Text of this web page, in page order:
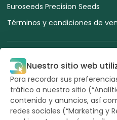
Euroseeds Precision Seeds
Términos y condiciones de
Nuestro sitio web
Para recordar sus
tráfico a nuestro sitio
contenido y anuncios, así
redes sociales (“Marketing y